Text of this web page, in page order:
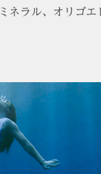
ミネラル、オリゴエ